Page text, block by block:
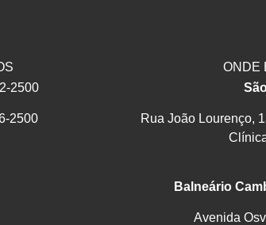
2500
2500
ONDE
Rua João Lourenço,
Balneário
Avenida